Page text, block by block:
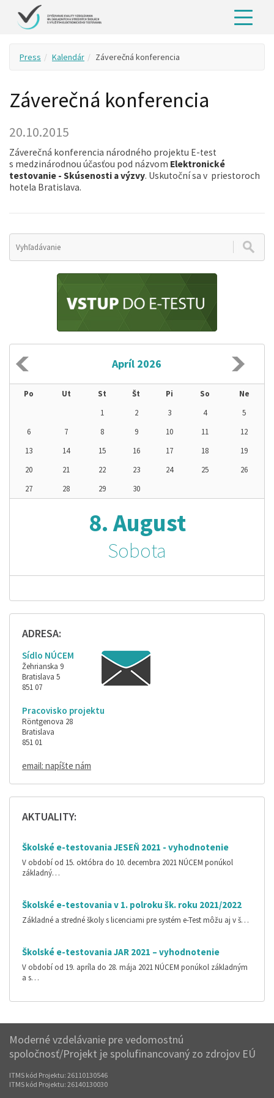
Press Kalendár Záverečná konferencia
Záverečná konferencia
20.10.2015
Záverečná konferencia národného projektu E-test
s medzinárodnou účasťou pod názvom Elektronické
testovanie - Skúsenosti a výzvy. Uskutoční sa v priestoroch
hotela Bratislava.
Apríl 2026
Po Ut St Št Pi So
Ne
1
2 3 4
5
6
7 8 9 10 11
12
13
14 15 16 17 18
19
20
21 22 23 24 25
26
27
28 29 30
8. August
Sobota
ADRESA:
Sídlo NÚCEM
Žehrianska 9
Bratislava 5
851 07
Pracovisko projektu
Röntgenova 28
Bratislava
851 01
email: napíšte nám
AKTUALITY:
Školské e-testovania JESEŇ 2021 - vyhodnotenie
V období od 15. októbra do 10. decembra 2021 NÚCEM ponúkol
základný…
Školské e-testovania v 1. polroku šk. roku 2021/2022
Základné a stredné školy s licenciami pre systém e-Test môžu aj v š…
Školské e-testovania JAR 2021 – vyhodnotenie
V období od 19. apríla do 28. mája 2021 NÚCEM ponúkol základným
a s…
Moderné vzdelávanie pre vedomostnú
spoločnosť/Projekt je spolufinancovaný zo zdrojov EÚ
ITMS kód Projektu: 26110130546
ITMS kód Projektu: 26140130030